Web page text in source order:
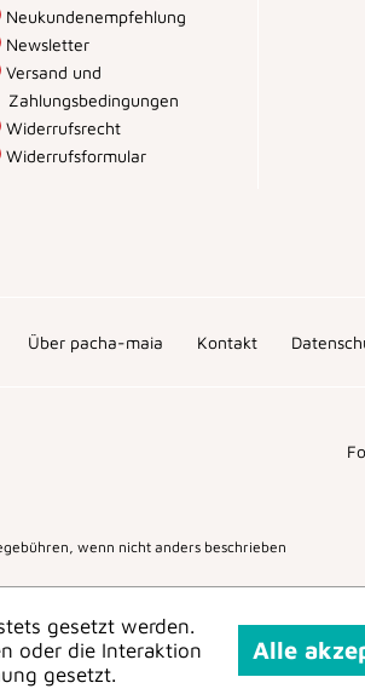
Neukundenempfehlung
Newsletter
Versand und
Zahlungsbedingungen
Widerrufsrecht
Widerrufsformular
wenn nicht anders beschrieben
Über pacha-maia Kontakt
gesetzt werden.
oder die Interaktion
gesetzt.
Alle